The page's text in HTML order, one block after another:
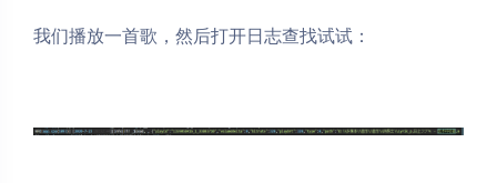
我们播放一首歌，然后打开日志查找试试：